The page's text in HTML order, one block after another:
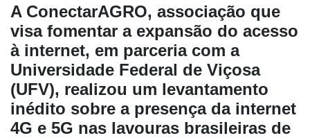
A ConectarAGRO, associação que
visa fomentar a expansão do acesso
à internet, em parceria com a
Universidade Federal de Viçosa
(UFV), realizou um levantamento
inédito sobre a presença da internet
4G e 5G nas lavouras brasileiras de